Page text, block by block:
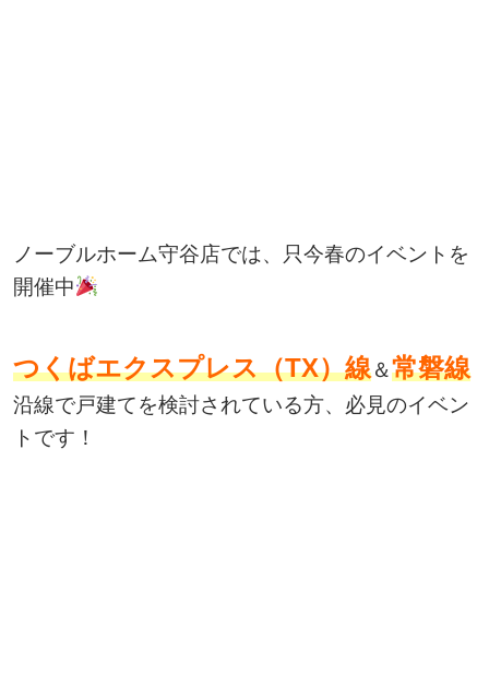
ノーブルホーム守谷店では、只今春のイベントを
開催中
つくばエクスプレス（TX）線＆常磐線
沿線で戸建てを検討されている方、必見のイベン
トです！